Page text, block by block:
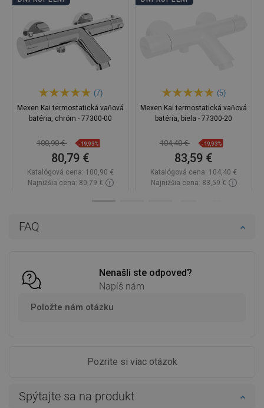
FAQ
Nenašli ste odpoveď?
Napíš nám
Položte nám otázku
Pozrite si viac otázok
Spýtajte sa na produkt
(7)
Mexen Kai termostatická vaňová
batéria, chróm - 77300-00
100,90 € -19,93%
80,79 €
Katalógová cena: 100,90 €
Najnižšia cena: 80,79 €
(5)
Mexen Kai termostatická vaňová
batéria, biela - 77300-20
104,40 € -19,93%
83,59 €
Katalógová cena: 104,40 €
Najnižšia cena: 83,59 €